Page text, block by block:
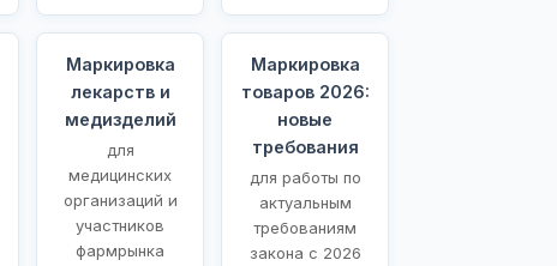
Маркировка
лекарств и
медизделий
для
медицинских
организаций и
участников
фармрынка
Маркировка
товаров 2026:
новые
требования
для работы по
актуальным
требованиям
закона с 2026